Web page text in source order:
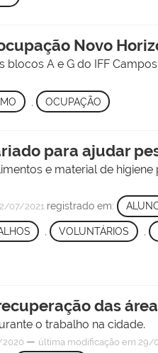
Novo
A e G do IFF
OCUPAÇÃO
para ajudar
e material de
07/2021 registrado em:
, VOLUNTÁRIOS ,
das
o trabalho na cidade.
— última modificação em 29/